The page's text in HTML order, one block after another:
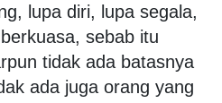
lupa diri, lupa segala,
sebab itu
tidak ada batasnya
ada juga orang yang